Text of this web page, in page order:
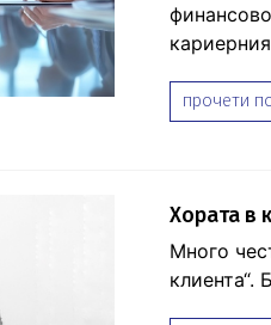
прочети
Хората в
Много
клиента“.